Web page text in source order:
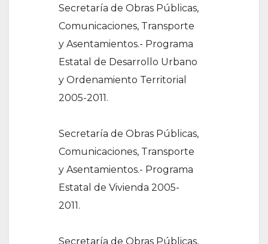
Secretaría de Obras Públicas,
Comunicaciones, Transporte
y Asentamientos.- Programa
Estatal de Desarrollo Urbano
y Ordenamiento Territorial
2005-2011.
Secretaría de Obras Públicas,
Comunicaciones, Transporte
y Asentamientos.- Programa
Estatal de Vivienda 2005-
2011.
Secretaría de Obras Públicas,